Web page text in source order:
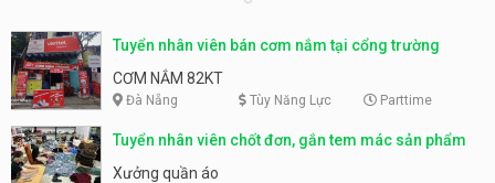
Tuyển nhân viên bán cơm nắm tại cổng trường
CƠM NẮM 82KT
Đà Nẵng Tùy Năng Lực Parttime
Tuyển nhân viên chốt đơn, gắn tem mác sản phẩm
Xưởng quần áo